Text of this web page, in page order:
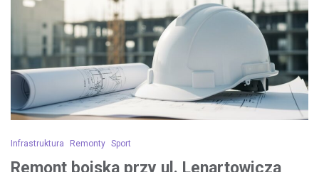
Infrastruktura Remonty Sport
Remont boiska przy ul. Lenartowicza